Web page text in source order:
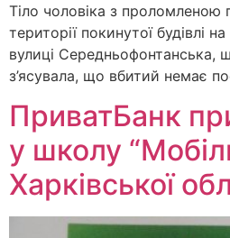
Тіло чоловіка з
території покинутої будівлі на
вулиці Середньофонтанська,
з’ясувала, що вбитий немає
ПриватБанк
у школу
Харківської